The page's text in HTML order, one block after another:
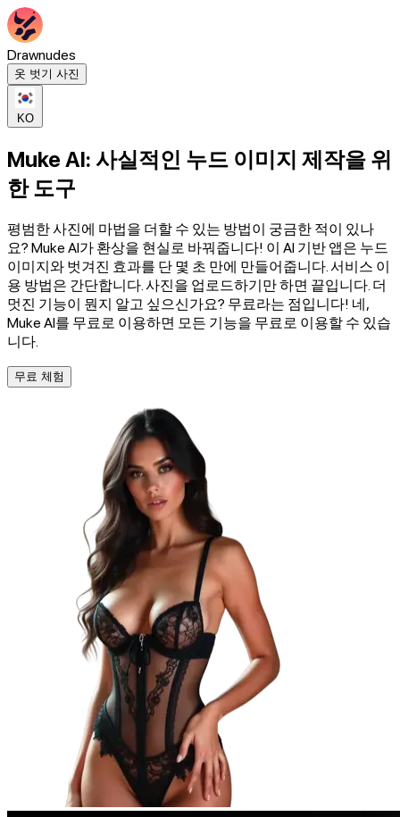
Drawnudes
옷 벗기 사진
KO
Muke AI: 사실적인 누드 이미지 제작을 위
한 도구
평범한 사진에 마법을 더할 수 있는 방법이 궁금한 적이 있나
요? Muke AI가 환상을 현실로 바꿔줍니다! 이 AI 기반 앱은 누드
이미지와 벗겨진 효과를 단 몇 초 만에 만들어줍니다. 서비스 이
용 방법은 간단합니다. 사진을 업로드하기만 하면 끝입니다. 더
멋진 기능이 뭔지 알고 싶으신가요? 무료라는 점입니다! 네,
Muke AI를 무료로 이용하면 모든 기능을 무료로 이용할 수 있습
니다.
무료 체험